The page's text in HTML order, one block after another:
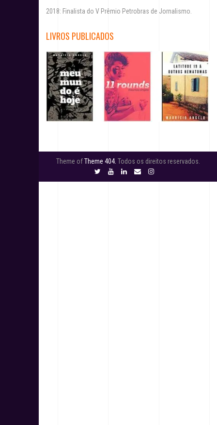
2018: Finalista do V Prêmio Petrobras de Jornalismo.
LIVROS PUBLICADOS
Theme ofTheme 404. Todos os direitos reservados.